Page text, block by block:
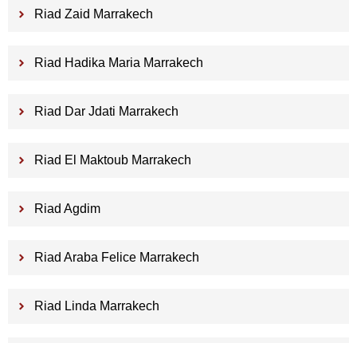
Riad Zaid Marrakech
Riad Hadika Maria Marrakech
Riad Dar Jdati Marrakech
Riad El Maktoub Marrakech
Riad Agdim
Riad Araba Felice Marrakech
Riad Linda Marrakech